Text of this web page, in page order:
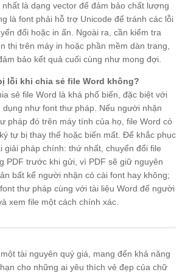
là dạng vector để đảm bảo chất lượng
là font phải hỗ trợ Unicode để tránh các lỗi
đổi hoặc in ấn. Ngoài ra, cần kiểm tra
thị trên máy in hoặc phần mềm dàn trang,
bảo kết quả cuối cùng như mong đợi.
lỗi khi chia sẻ file Word không?
sẻ file Word là khá phổ biến, đặc biệt với
như font thư pháp. Nếu người nhận
pháp đó trên máy tính của họ, file Word có
tự bị thay thế hoặc biến mất. Để khắc phục
giải pháp chính: thứ nhất, chuyển đổi file
PDF trước khi gửi, vì PDF sẽ giữ nguyên
bất kể người nhận có cài font hay không;
thư pháp cùng với tài liệu Word để người
xem file một cách chính xác.
tài nguyên quý giá, mang đến khả năng
cho những ai yêu thích vẻ đẹp của chữ